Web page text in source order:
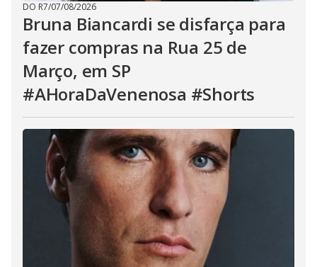
DO R7/07/08/2026
Bruna Biancardi se disfarça para
fazer compras na Rua 25 de
Março, em SP
#AHoraDaVenenosa #Shorts